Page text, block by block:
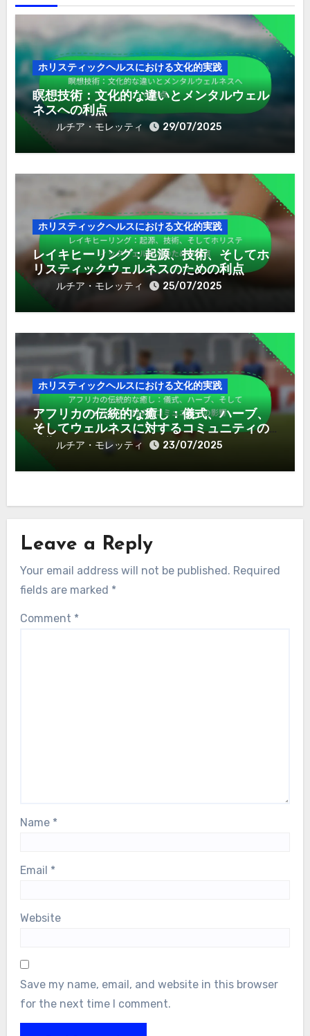
ホリスティックヘルスにおける文化的実践
瞑想技術：文化的な違いとメンタルウェル
ネスへの利点
ルチア・モレッティ 29/07/2025
ホリスティックヘルスにおける文化的実践
レイキヒーリング：起源、技術、そしてホ
リスティックウェルネスのための利点
ルチア・モレッティ 25/07/2025
ホリスティックヘルスにおける文化的実践
アフリカの伝統的な癒し：儀式、ハーブ、
そしてウェルネスに対するコミュニティの
影響ルチア・モレッティ 23/07/2025
Leave a Reply
Your email address will not be published. Required
fields are marked *
Comment *
Name *
Email *
Website
Save my name, email, and website in this browser
for the next time I comment.